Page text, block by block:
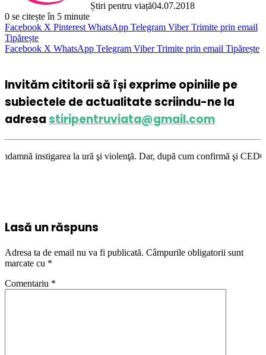
Știri pentru viață04.07.2018
0 se citește în 5 minute
Facebook X Pinterest WhatsApp Telegram Viber Trimite prin email
Tipărește
Facebook X WhatsApp Telegram Viber Trimite prin email Tipărește
Invităm cititorii să își exprime opiniile pe
subiectele de actualitate scriindu-ne la
adresastiripentruviata@gmail.com
la ură şi violenţă. Dar, după cum confirmă şi CEDO în cazul
Lasă un răspuns
Adresa ta de email nu va fi publicată. Câmpurile obligatorii sunt
marcate cu *
Comentariu *